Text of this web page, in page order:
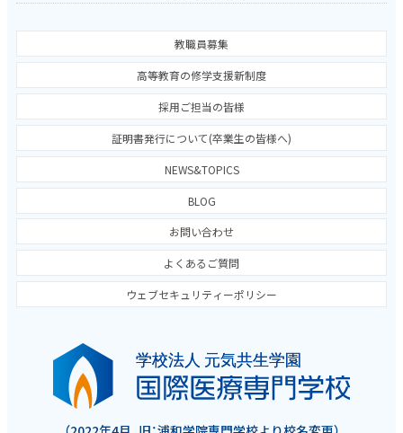
教職員募集
高等教育の修学支援新制度
採用ご担当の皆様
証明書発行について(卒業生の皆様へ)
NEWS&TOPICS
BLOG
お問い合わせ
よくあるご質問
ウェブセキュリティーポリシー